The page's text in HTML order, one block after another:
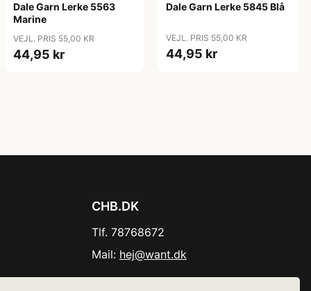
Dale Garn Lerke 5563
Marine
VEJL. PRIS 55,00 KR
44,95 kr
Dale Garn Lerke 5845 Blå
VEJL. PRIS 55,00 KR
44,95 kr
CHB.DK
Tlf. 78768672
Mail: hej@want.dk